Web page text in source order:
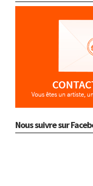
Nous suivre sur